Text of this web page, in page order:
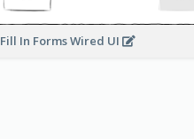
Fill In Forms Wired UI